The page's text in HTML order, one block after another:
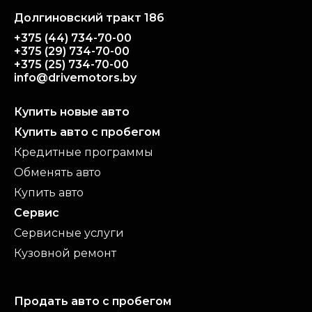
Долгиновский тракт 186
+375 (44) 734-70-00
+375 (29) 734-70-00
+375 (25) 734-70-00
info@drivemotors.by
Купить новые авто
Купить авто с пробегом
Кредитные программы
Обменять авто
Купить авто
Сервис
Сервисные услуги
Кузовной ремонт
Продать авто с пробегом